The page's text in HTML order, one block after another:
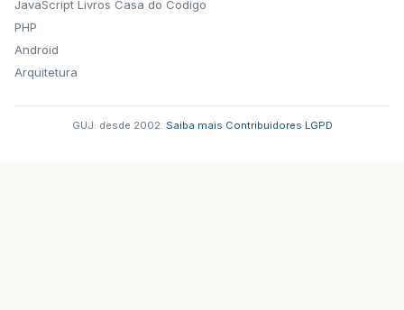
JavaScript
PHP
Android
Arquitetura
Livros Casa do Codigo
GUJ: desde 2002. Saiba mais Contribuidores LGPD